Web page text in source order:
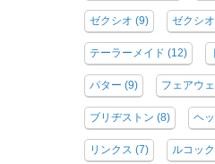
ゼクシオ (9) ゼクシ
テーラーメイド (12)
パター (9) フェアウ
ブリヂストン (8) ヘ
リンクス (7) ルコック